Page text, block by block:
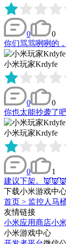
0
0
你们骂骂咧咧的
小米玩家Krdyfe
0
0
你也太能抄袭了
小米玩家Krdyfe
0
1
建议下架。👿👿👿
下载小米游戏中
首页 > 监控人马
友情链接
小米应用商店小
小米游戏中心